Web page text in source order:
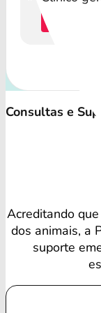
Consultas e
Acreditando
dos animais, a
suporte